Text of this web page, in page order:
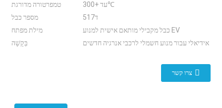
טמפרטורה מדורגת
עד +300℃
מספר כבל
ד517
מילת מפתח
כבל מקבילי מותאם אישית למנוע EV
בַּקָשָׁה
אידיאלי עבור מנוע חשמלי לרכבי אנרגיה חדשים
צרו קשר